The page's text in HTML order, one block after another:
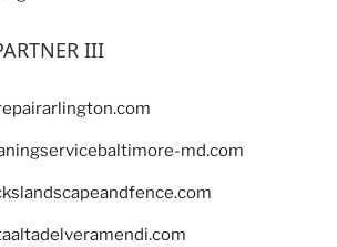
III
md.com